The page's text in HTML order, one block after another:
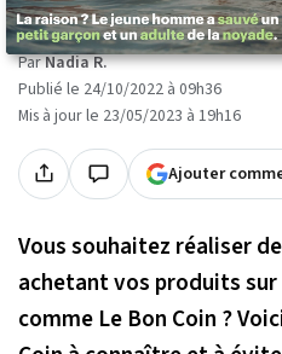
ParNadia R.
Publié le 24/10/2022 à 09h36
Mis à jour le 23/05/2023 à 19h16
Ajouter
Vous souhaitez réaliser
achetant vos produits
comme Le Bon Coin ?